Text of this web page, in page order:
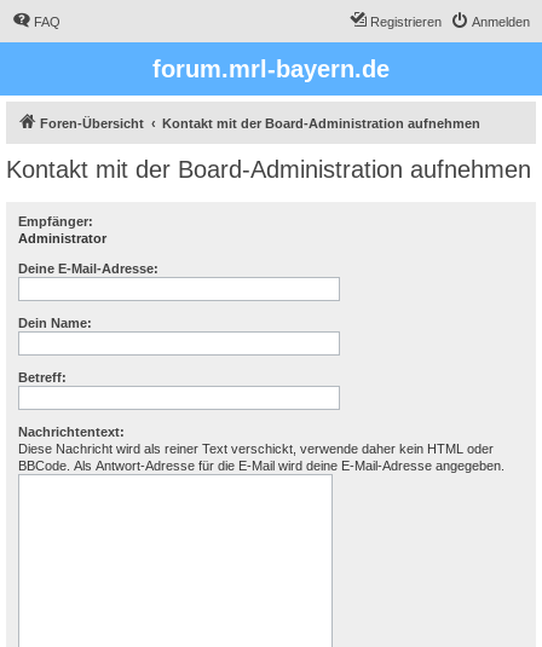
FAQ Anmelden
Registrieren
forum.mrl-bayern.de
Foren-Übersicht Kontakt mit der Board-Administration aufnehmen
Kontakt mit der Board-Administration aufnehmen
Empfänger:
Administrator
Deine E-Mail-Adresse:
Dein Name:
Betreff:
Nachrichtentext:
Diese Nachricht wird als reiner Text verschickt, verwende daher kein HTML oder
BBCode. Als Antwort-Adresse für die E-Mail wird deine E-Mail-Adresse angegeben.